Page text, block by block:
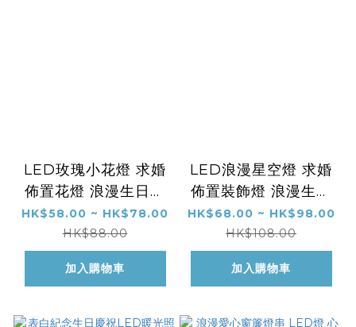
LED玫瑰小花燈 求婚
佈置花燈 浪漫生日節
日花燈 聖誕節日玫瑰
花燈 房間佈置裝飾燈
燈串
HK$58.00 ~ HK$78.00
HK$88.00
加入購物車
LED浪漫星空燈 求婚
佈置裝飾燈 浪漫生日
節日裝飾燈飾 聖誕節
日花燈 房間大廳家居
佈置裝飾燈 燈串
HK$68.00 ~ HK$98.00
HK$108.00
加入購物車